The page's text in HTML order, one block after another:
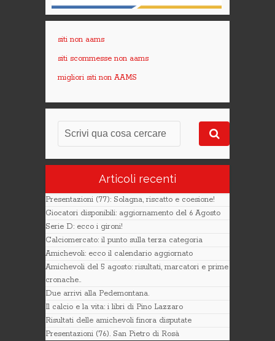
siti non aams
siti scommesse non aams
migliori siti non AAMS
Articoli recenti
Presentazioni (77): Solagna, riscatto e coesione!
Giocatori disponibili: aggiornamento del 6 Agosto
Serie D: ecco i gironi!
Calciomercato: il punto sulla terza categoria
Amichevoli: ecco il calendario aggiornato
Amichevoli del 5 agosto: risultati, marcatori e prime
cronache..
Due arrivi alla Pedemontana.
Il calcio e la vita: i libri di Pino Lazzaro
Risultati delle amichevoli finora disputate
Presentazioni (76). San Pietro di Rosà